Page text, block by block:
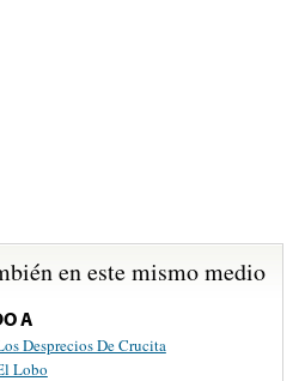
en este mismo medio
A
Desprecios De Crucita
Lobo